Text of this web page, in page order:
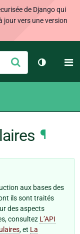
de Django qui
jour vers une version
Envoyer
Changer
¶
aux bases des
ils sont traités
des aspects
consultez L’API
, et La